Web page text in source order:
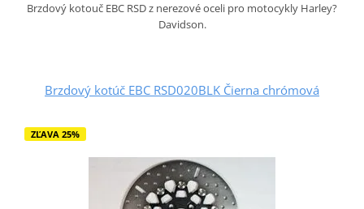
Brzdový kotouč EBC RSD z nerezové oceli pro motocykly Harley?
Davidson.
Brzdový kotúč EBC RSD020BLK Čierna chrómová
ZĽAVA 25%